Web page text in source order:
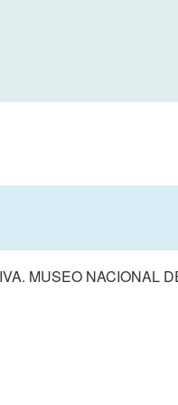
MUSEO NACIONAL